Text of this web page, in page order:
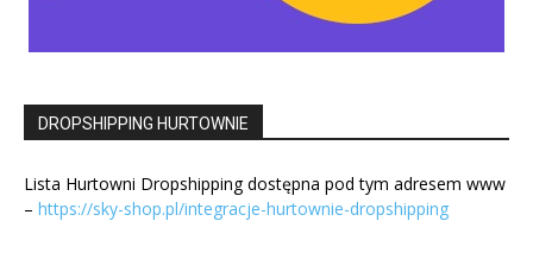
DROPSHIPPING HURTOWNIE
Lista Hurtowni Dropshipping dostępna pod tym adresem www
– https://sky-shop.pl/integracje-hurtownie-dropshipping